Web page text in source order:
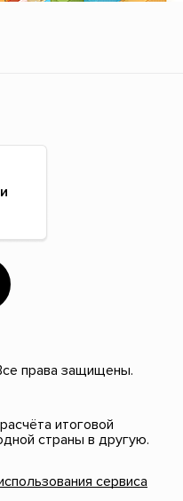
права защищены.
итоговой
страны в другую.
сервиса